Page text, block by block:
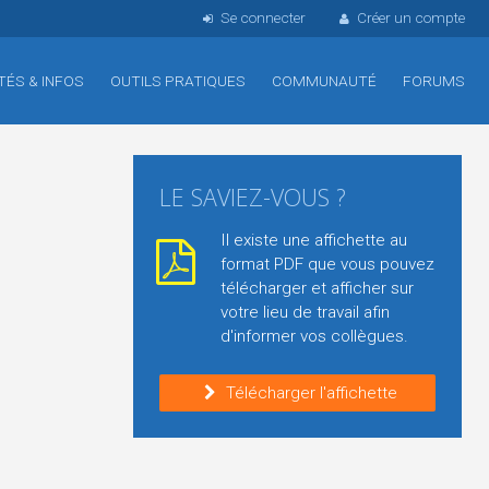
Se connecter Créer un compte
& INFOS OUTILS PRATIQUES COMMUNAUTÉ FORUMS
LE SAVIEZ-VOUS ?
Il existe une affichette au
format PDF que vous pouvez
télécharger et afficher sur
votre lieu de travail afin
d'informer vos collègues.
Télécharger l'affichette